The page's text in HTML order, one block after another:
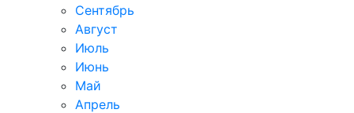
Сентябрь
Август
Июль
Июнь
Май
Апрель